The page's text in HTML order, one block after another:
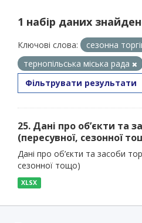
1 набір даних
Ключові слова:
сезонна
тернопільська міська рада
Фільтрувати результати
25. Дані про об’єкти та
(пересувної, сезонної
Дані про об’єкти та засоби
сезонної тощо)
XLSX